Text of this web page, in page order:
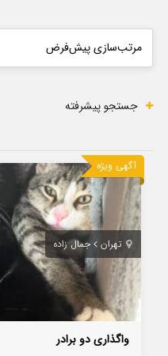
جستجو پیشرفته
آگهی ویژه
تهران جمال زاده
واگذاری دو برادر